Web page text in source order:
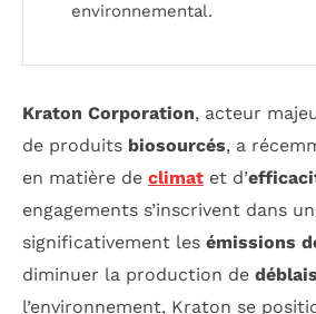
environnemental.
Kraton Corporation, acteur
de produits biosourcés, a
en matière de climat et d’
engagements s’inscrivent dans
significativement les émissions
diminuer la production de déblais
l’environnement, Kraton se